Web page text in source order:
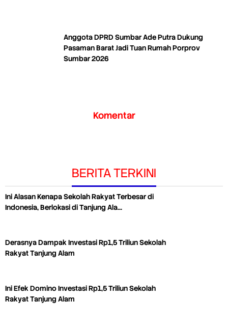
Anggota DPRD Sumbar Ade Putra Dukung
Pasaman Barat Jadi Tuan Rumah Porprov
Sumbar 2026
Komentar
BERITA TERKINI
Ini Alasan Kenapa Sekolah Rakyat Terbesar di
Indonesia, Berlokasi di Tanjung Ala…
Derasnya Dampak Investasi Rp1,5 Triliun Sekolah
Rakyat Tanjung Alam
Ini Efek Domino Investasi Rp1,5 Triliun Sekolah
Rakyat Tanjung Alam